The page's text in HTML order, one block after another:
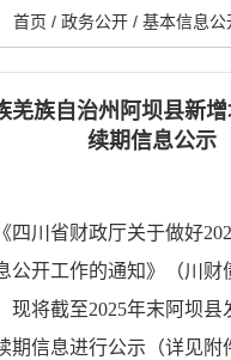
首页 /政务公开 /基本信息公
羌族自治州阿坝县新
续期信息公示
四川省财政厅关于做好
公开工作的通知》（川财
现将截至2025年末阿坝县
期信息进行公示（详见附